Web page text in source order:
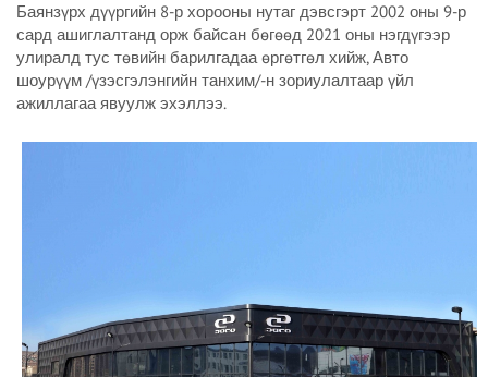
Баянзүрх дүүргийн 8-р хорооны нутаг дэвсгэрт 2002 оны 9-р
сард ашиглалтанд орж байсан бөгөөд 2021 оны нэгдүгээр
улиралд тус төвийн барилгадаа өргөтгөл хийж, Авто
шоурүүм /үзэсгэлэнгийн танхим/-н зориулалтаар үйл
ажиллагаа явуулж эхэллээ.